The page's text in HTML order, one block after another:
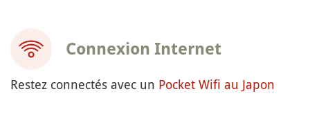
Connexion Internet
Restez connectés avec un Pocket Wifi au Japon